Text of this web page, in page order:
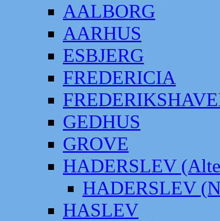
AALBORG
AARHUS
ESBJERG
FREDERICIA
GEDHUS
GROVE
HADERSLEV
HADERSLEV
HASLEV